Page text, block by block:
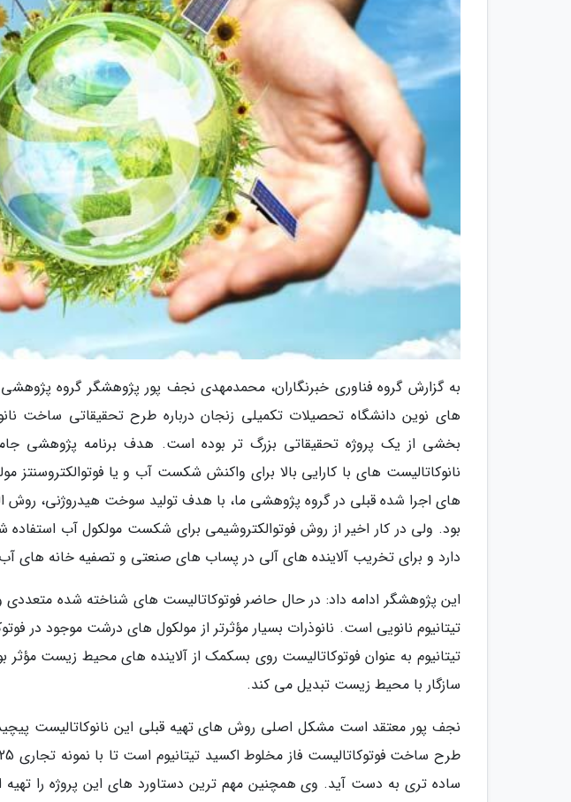
به گزارش گروه فناوری خبرنگاران، محمدمهدی نجف پور پژوهشگر گروه
های نوین دانشگاه تحصیلات تکمیلی زنجان درباره طرح تحقیقاتی ساخت
بخشی از یک پروژه تحقیقاتی بزرگ تر بوده است. هدف برنامه پژوهشی جامع
های اجرا شده قبلی در گروه پژوهشی ما، با هدف تولید سوخت هیدروژنی، روش
بود. ولی در کار اخیر از روش فوتوالکتروشیمی برای شکست مولکول آب
دارد و برای تخریب آلاینده های آلی در پساب های صنعتی و تصفیه خانه­ های
این پژوهشگر ادامه داد: در حال حاضر فوتوکاتالیست های شناخته شده متعددی
تیتانیوم نانویی است. نانوذرات بسیار مؤثرتر از مولکول های درشت موجود در
تیتانیوم به عنوان فوتوکاتالیست روی بسکمک از آلاینده های محیط زیست
سازگار با محیط زیست تبدیل می کند.
نجف پور معتقد است مشکل اصلی روش های تهیه قبلی این نانوکاتالیست
ساده تری به دست آید. وی همچنین مهم ترین دستاورد های این پروژه را تهیه